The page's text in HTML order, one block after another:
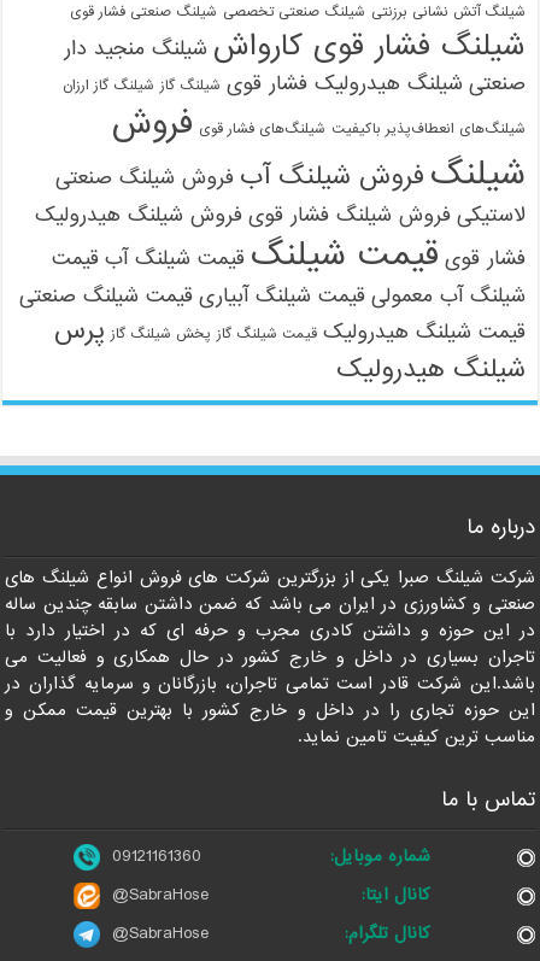
شیلنگ آتش نشانی برزنتی شیلنگ صنعتی تخصصی شیلنگ صنعتی فشار قوی
شیلنگ فشار قوی کارواش شیلنگ منجید دار
صنعتی شیلنگ هیدرولیک فشار قوی شیلنگ گاز شیلنگ گاز ارزان
شیلنگ‌های انعطاف‌پذیر باکیفیت شیلنگ‌های فشار قوی فروش
شیلنگ فروش شیلنگ آب فروش شیلنگ صنعتی
لاستیکی فروش شیلنگ فشار قوی فروش شیلنگ هیدرولیک
فشار قوی قیمت شیلنگ قیمت شیلنگ آب قیمت
شیلنگ آب معمولی قیمت شیلنگ آبیاری قیمت شیلنگ صنعتی
قیمت شیلنگ هیدرولیک قیمت شیلنگ گاز پخش شیلنگ گاز پرس
شیلنگ هیدرولیک
درباره ما
شرکت شیلنگ صبرا یکی از بزرگترین شرکت های فروش انواع شیلنگ های
صنعتی و کشاورزی در ایران می باشد که ضمن داشتن سابقه چندین ساله
در این حوزه و داشتن کادری مجرب و حرفه ای که در اختیار دارد با
تاجران بسیاری در داخل و خارج کشور در حال همکاری و فعالیت می
باشد.این شرکت قادر است تمامی تاجران، بازرگانان و سرمایه گذاران در
این حوزه تجاری را در داخل و خارج کشور با بهترین قیمت ممکن و
مناسب ترین کیفیت تامین نماید.
تماس با ما
شماره موبایل:
09121161360
کانال ایتا:
@SabraHose
کانال تلگرام:
@SabraHose
09121161360